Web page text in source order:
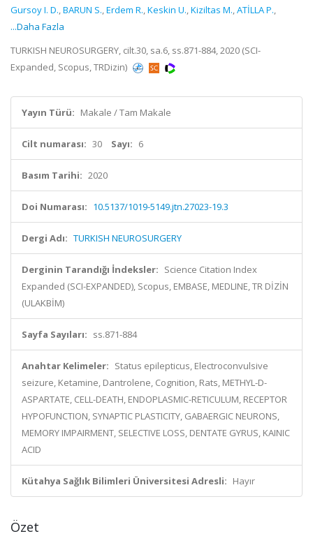
Gursoy I. D.,BARUN S.,Erdem R.,Keskin U.,Kiziltas M.,ATİLLA P.,
...Daha Fazla
TURKISH NEUROSURGERY, cilt.30, sa.6, ss.871-884, 2020 (SCI-
Expanded, Scopus, TRDizin)
Yayın Türü: Makale / Tam Makale
Cilt numarası: 30 Sayı: 6
Basım Tarihi: 2020
Doi Numarası: 10.5137/1019-5149.jtn.27023-19.3
Dergi Adı: TURKISH NEUROSURGERY
Derginin Tarandığı İndeksler: Science Citation Index
Expanded (SCI-EXPANDED), Scopus, EMBASE, MEDLINE, TR DİZİN
(ULAKBİM)
Sayfa Sayıları: ss.871-884
Anahtar Kelimeler: Status epilepticus, Electroconvulsive
seizure, Ketamine, Dantrolene, Cognition, Rats, METHYL-D-
ASPARTATE, CELL-DEATH, ENDOPLASMIC-RETICULUM, RECEPTOR
HYPOFUNCTION, SYNAPTIC PLASTICITY, GABAERGIC NEURONS,
MEMORY IMPAIRMENT, SELECTIVE LOSS, DENTATE GYRUS, KAINIC
ACID
Kütahya Sağlık Bilimleri Üniversitesi Adresli: Hayır
Özet